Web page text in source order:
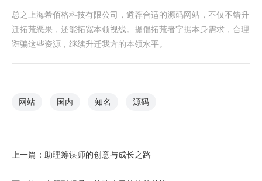
总之上海希佰格科技有限公司，遴荐合适的源码网站，不仅不错升
迁拓荒恶果，还能拓宽本领视线。提倡拓荒者字据本身需求，合理
诳骗这些资源，继续升迁我方的本领水平。
网站 国内 知名 源码
上一篇： 助理筹谋师的创意与成长之路